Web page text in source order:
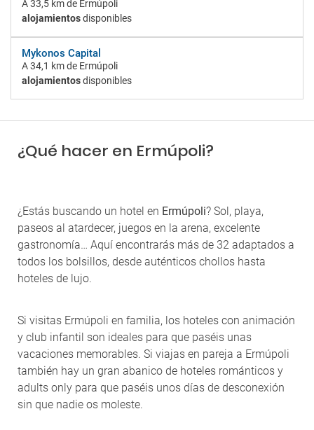
A33,5 kmde Ermúpoli
alojamientosdisponibles
Mykonos Capital
A34,1 kmde Ermúpoli
alojamientosdisponibles
¿Qué hacer en Ermúpoli?
¿Estás buscando un hotel en Ermúpoli? Sol, playa,
paseos al atardecer, juegos en la arena, excelente
gastronomía… Aquí encontrarás más de 32 adaptados a
todos los bolsillos, desde auténticos chollos hasta
hoteles de lujo.
Si visitas Ermúpoli en familia, los hoteles con animación
y club infantil son ideales para que paséis unas
vacaciones memorables. Si viajas en pareja a Ermúpoli
también hay un gran abanico de hoteles románticos y
adults only para que paséis unos días de desconexión
sin que nadie os moleste.